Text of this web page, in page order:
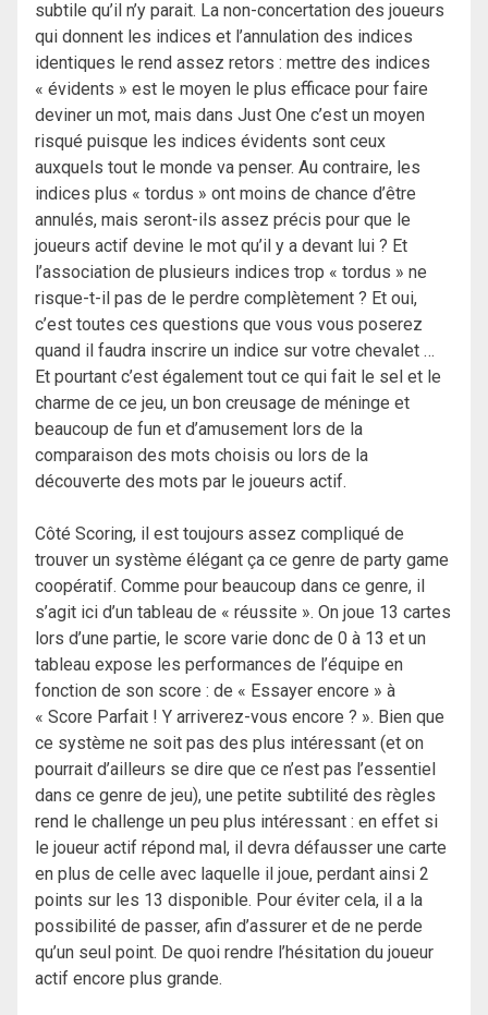
subtile qu’il n’y parait. La non-concertation des joueurs
qui donnent les indices et l’annulation des indices
identiques le rend assez retors : mettre des indices
« évidents » est le moyen le plus efficace pour faire
deviner un mot, mais dans Just One c’est un moyen
risqué puisque les indices évidents sont ceux
auxquels tout le monde va penser. Au contraire, les
indices plus « tordus » ont moins de chance d’être
annulés, mais seront-ils assez précis pour que le
joueurs actif devine le mot qu’il y a devant lui ? Et
l’association de plusieurs indices trop « tordus » ne
risque-t-il pas de le perdre complètement ? Et oui,
c’est toutes ces questions que vous vous poserez
quand il faudra inscrire un indice sur votre chevalet …
Et pourtant c’est également tout ce qui fait le sel et le
charme de ce jeu, un bon creusage de méninge et
beaucoup de fun et d’amusement lors de la
comparaison des mots choisis ou lors de la
découverte des mots par le joueurs actif.
Côté Scoring, il est toujours assez compliqué de
trouver un système élégant ça ce genre de party game
coopératif. Comme pour beaucoup dans ce genre, il
s’agit ici d’un tableau de « réussite ». On joue 13 cartes
lors d’une partie, le score varie donc de 0 à 13 et un
tableau expose les performances de l’équipe en
fonction de son score : de « Essayer encore » à
« Score Parfait ! Y arriverez-vous encore ? ». Bien que
ce système ne soit pas des plus intéressant (et on
pourrait d’ailleurs se dire que ce n’est pas l’essentiel
dans ce genre de jeu), une petite subtilité des règles
rend le challenge un peu plus intéressant : en effet si
le joueur actif répond mal, il devra défausser une carte
en plus de celle avec laquelle il joue, perdant ainsi 2
points sur les 13 disponible. Pour éviter cela, il a la
possibilité de passer, afin d’assurer et de ne perde
qu’un seul point. De quoi rendre l’hésitation du joueur
actif encore plus grande.